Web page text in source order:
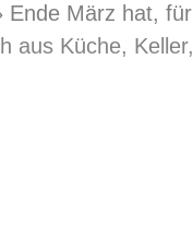
März hat,
Küche,